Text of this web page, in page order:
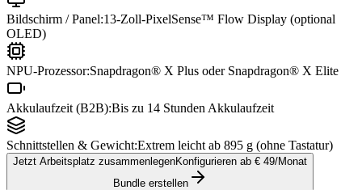
Bildschirm / Panel:13-Zoll-PixelSense™ Flow Display (optional
OLED)
NPU-Prozessor:Snapdragon® X Plus oder Snapdragon® X Elite
Akkulaufzeit (B2B):Bis zu 14 Stunden Akkulaufzeit
Schnittstellen & Gewicht:Extrem leicht ab 895 g (ohne Tastatur)
Jetzt Arbeitsplatz zusammenlegenKonfigurieren ab € 49/Monat
Bundle erstellen